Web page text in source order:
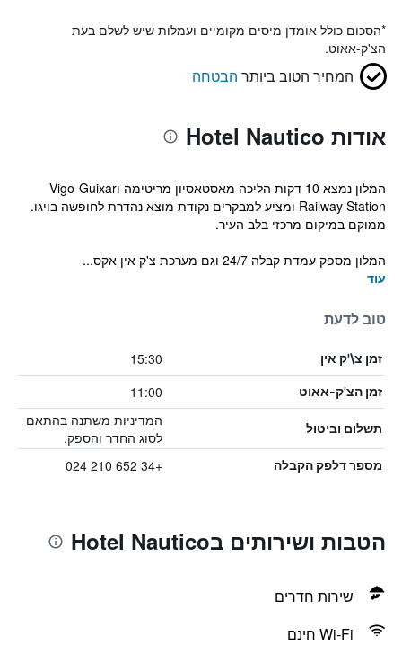
*הסכום כולל אומדן מיסים מקומיים ועמלות שיש לשלם בעת
הצ'ק-אאוט.
המחיר הטוב ביותר הבטחה
אודות Hotel Nautico
המלון נמצא 10 דקות הליכה מאסטאסיון מריטימה וVigo-Guixar
Railway Station ומציע למבקרים נקודת מוצא נהדרת לחופשה בויגו.
ממוקם במיקום מרכזי בלב העיר.
המלון מספק עמדת קבלה 24/7 וגם מערכת צ'ק אין אקס...
עוד
טוב לדעת
זמן צ\'ק אין 15:30
זמן הצ'ק-אאוט 11:00
תשלום וביטול
המדיניות משתנה בהתאם
לסוג החדר והספק.
מספר דלפק הקבלה +34 652 210 024
הטבות ושירותים בHotel Nautico
שירות חדרים
Wi-Fi חינם